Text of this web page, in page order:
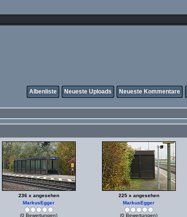
Albenliste Neueste Uploads Neueste Kommentare
236 x angesehen
MarkusEgger
(0 Bewertungen)
225 x angesehen
MarkusEgger
(0 Bewertungen)